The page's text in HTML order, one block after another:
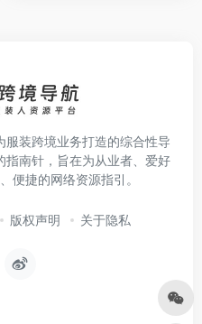
服装跨境业务打造的综合性导
指南针，旨在为从业者、爱好
便捷的网络资源指引。
版权声明 关于隐私